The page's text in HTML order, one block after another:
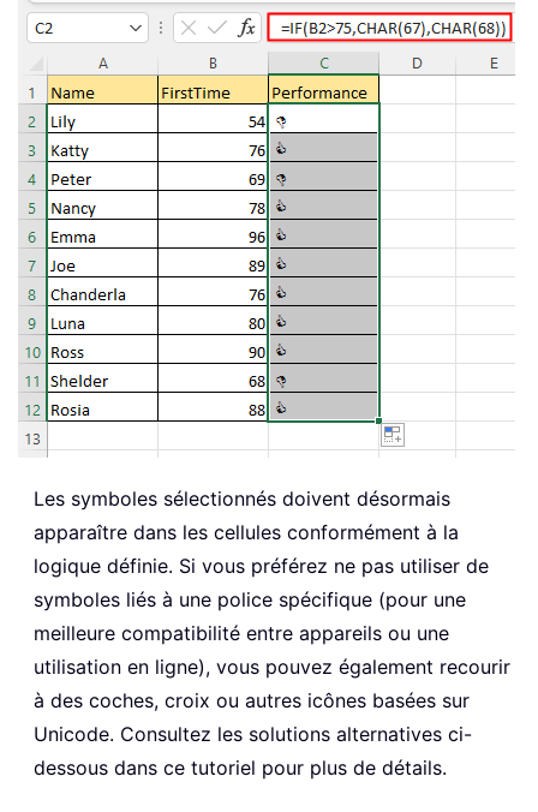
Les symboles sélectionnés doivent désormais
apparaître dans les cellules conformément à la
logique définie. Si vous préférez ne pas utiliser de
symboles liés à une police spécifique (pour une
meilleure compatibilité entre appareils ou une
utilisation en ligne), vous pouvez également recourir
à des coches, croix ou autres icônes basées sur
Unicode. Consultez les solutions alternatives ci-
dessous dans ce tutoriel pour plus de détails.